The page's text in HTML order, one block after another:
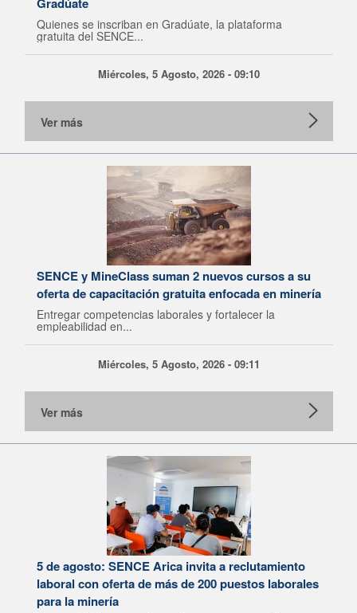
Quienes se inscriban en Gradúate, la plataforma
gratuita del SENCE...
Miércoles, 5 Agosto, 2026 - 09:10
Ver más
SENCE y MineClass suman 2 nuevos cursos a su
oferta de capacitación gratuita enfocada en minería
Entregar competencias laborales y fortalecer la
empleabilidad en...
Miércoles, 5 Agosto, 2026 - 09:11
Ver más
5 de agosto: SENCE Arica invita a reclutamiento
laboral con oferta de más de 200 puestos laborales
para la minería